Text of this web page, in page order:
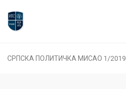
СРПСКА ПОЛИТИЧКА МИСАО 1/2019